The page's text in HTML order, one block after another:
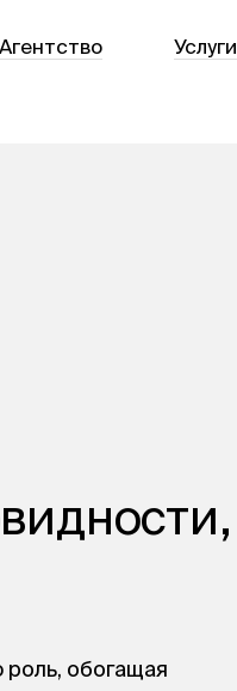
Агентство Услуги
роль, обогащая